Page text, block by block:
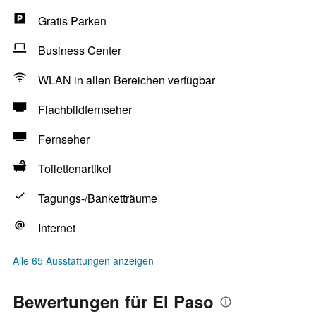
Gratis Parken
Business Center
WLAN in allen Bereichen verfügbar
Flachbildfernseher
Fernseher
Toilettenartikel
Tagungs-/Banketträume
Internet
Alle 65 Ausstattungen anzeigen
Bewertungen für El Paso